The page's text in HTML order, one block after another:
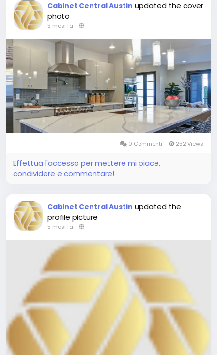
Cabinet Central Austin updated the cover
photo
5 mesi fa -
0 Commenti 252 Views
Effettua l'accesso per mettere mi piace,
condividere e commentare!
Cabinet Central Austin updated the
profile picture
5 mesi fa -